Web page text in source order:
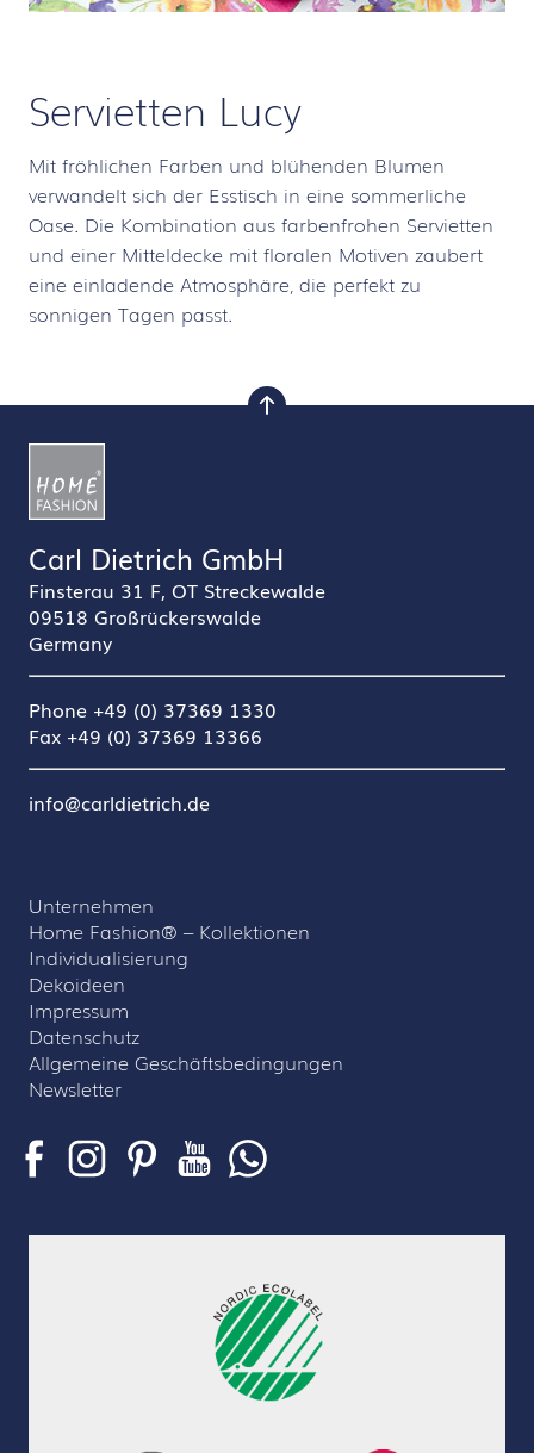
Servietten Lucy
Mit fröhlichen Farben und blühenden Blumen
verwandelt sich der Esstisch in eine sommerliche
Oase. Die Kombination aus farbenfrohen Servietten
und einer Mitteldecke mit floralen Motiven zaubert
eine einladende Atmosphäre, die perfekt zu
sonnigen Tagen passt.
nach oben
Carl Dietrich GmbH
Finsterau 31 F, OT Streckewalde
09518 Großrückerswalde
Germany
Phone +49 (0) 37369 1330
Fax +49 (0) 37369 13366
info@carldietrich.de
Unternehmen
Home Fashion® – Kollektionen
Individualisierung
Dekoideen
Impressum
Datenschutz
Allgemeine Geschäftsbedingungen
Newsletter